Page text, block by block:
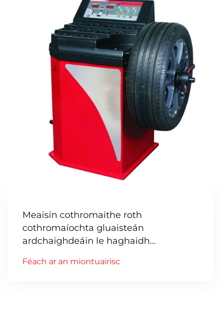
Meaisín cothromaithe roth
cothromaíochta gluaisteán
ardchaighdeáin le haghaidh
Féach ar an miontuairisc